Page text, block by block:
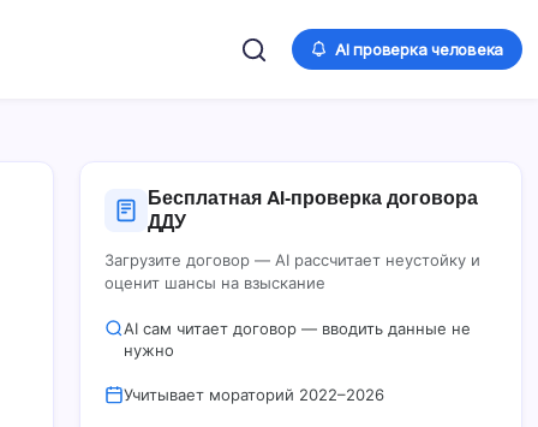
AI проверка человека
Бесплатная AI‑проверка договора
ДДУ
Загрузите договор — AI рассчитает неустойку и
оценит шансы на взыскание
AI сам читает договор — вводить данные не
нужно
Учитывает мораторий 2022–2026